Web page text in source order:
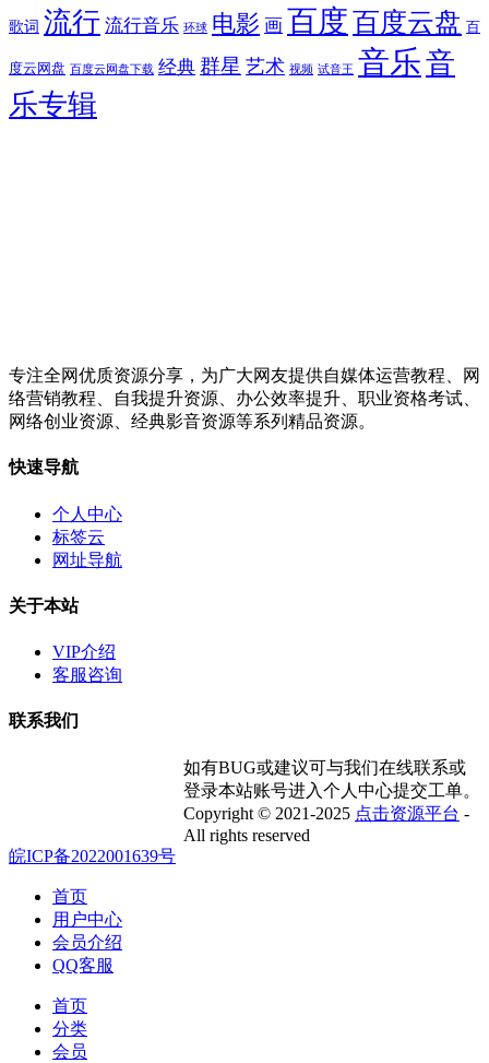
歌词 流行 流行音乐 环球 电影 画 百度百度云盘 百
度云网盘 百度云网盘下载 经典 群星 艺术 视频 试音王 音乐音
乐专辑
专注全网优质资源分享，为广大网友提供自媒体运营教程、网
络营销教程、自我提升资源、办公效率提升、职业资格考试、
网络创业资源、经典影音资源等系列精品资源。
快速导航
个人中心
标签云
网址导航
关于本站
VIP介绍
客服咨询
联系我们
如有BUG或建议可与我们在线联系或
登录本站账号进入个人中心提交工单。
Copyright © 2021-2025 点击资源平台 -
All rights reserved
皖ICP备2022001639号
首页
用户中心
会员介绍
QQ客服
首页
分类
会员